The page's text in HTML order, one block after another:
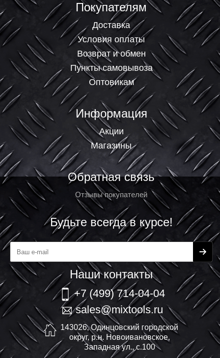
Покупателям
Доставка
Условия оплаты
Возврат и обмен
Пункты самовывоза
Оптовикам
Информация
Акции
Магазины
Обратная связь
Отзывы покупателей
Будьте всегда в курсе!
Наши контакты
+7 (499) 714-04-04
sales@mixtools.ru
143026, Одинцовский городской
округ, р.н. Новоивановское,
Западная ул., с.100